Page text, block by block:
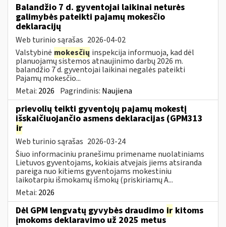
Balandžio 7 d. gyventojai laikinai neturės
galimybės pateikti pajamų mokesčio
deklaracijų
Web turinio sąrašas 2026-04-02
Valstybinė mokesčių inspekcija informuoja, kad dėl
planuojamų sistemos atnaujinimo darbų 2026 m.
balandžio 7 d. gyventojai laikinai negalės pateikti
Pajamų mokesčio...
Metai: 2026 Pagrindinis: Naujiena
prievolių teikti gyventojų pajamų mokestį
išskaičiuojančio asmens deklaracijas (GPM313
ir
Web turinio sąrašas 2026-03-24
Šiuo informaciniu pranešimu primename nuolatiniams
Lietuvos gyventojams, kokiais atvejais jiems atsiranda
pareiga nuo kitiems gyventojams mokestiniu
laikotarpiu išmokamų išmokų (priskiriamų A...
Metai: 2026
Dėl GPM lengvatų gyvybės draudimo ir kitoms
įmokoms deklaravimo už 2025 metus